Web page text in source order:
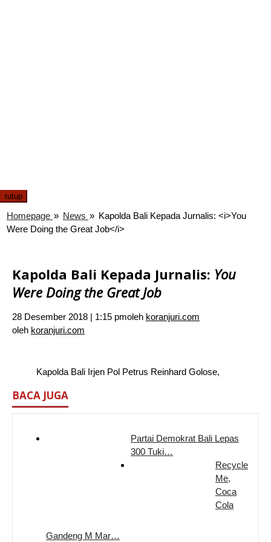
tutup
Homepage » News » Kapolda Bali Kepada Jurnalis: <i>You
Were Doing the Great Job</i>
Kapolda Bali Kepada Jurnalis: You
Were Doing the Great Job
28 Desember 2018 | 1:15 pmoleh koranjuri.com
oleh koranjuri.com
Kapolda Bali Irjen Pol Petrus Reinhard Golose,
BACA JUGA
Partai Demokrat Bali Lepas
300 Tuki…
Recycle
Me,
Coca
Cola
Gandeng M Mar…